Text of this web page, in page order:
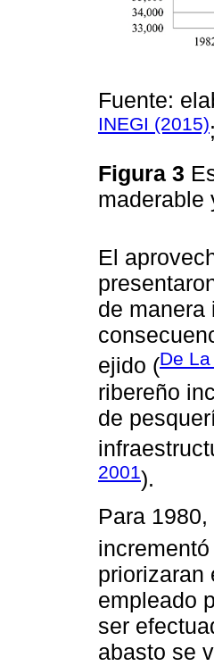
Fuente:
INEGI (2015);
Figura 3
El
de manera
ejido (De
ribereño
de
2001).
Para
priorizaran
empleado
ser
abasto se